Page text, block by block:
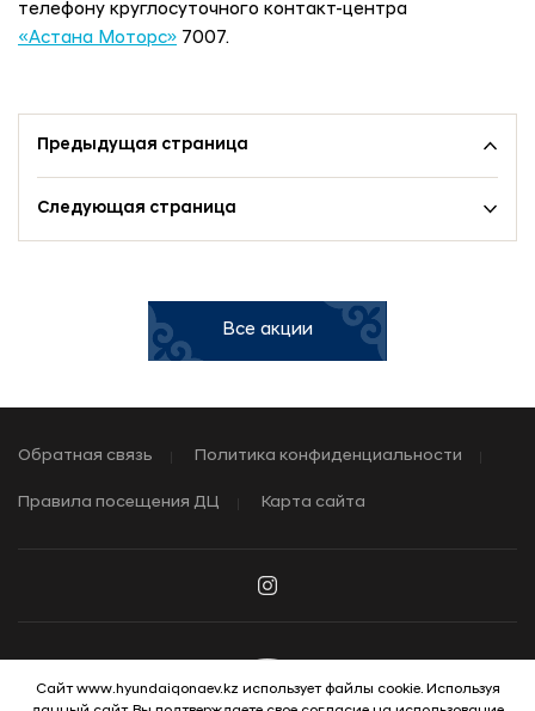
телефону круглосуточного контакт-центра
«Астана Моторс» 7007.
Предыдущая страница
Следующая страница
Все акции
Обратная связь Политика конфиденциальности
Правила посещения ДЦ Карта сайта
Сайт www.hyundaiqonaev.kz использует файлы cookie. Используя